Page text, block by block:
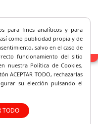
para fines analíticos y para
como publicidad propia y de
salvo en el caso de
funcionamiento del sitio
nuestra Política de Cookies,
ACEPTAR TODO, rechazarlas
su elección pulsando el
TODO